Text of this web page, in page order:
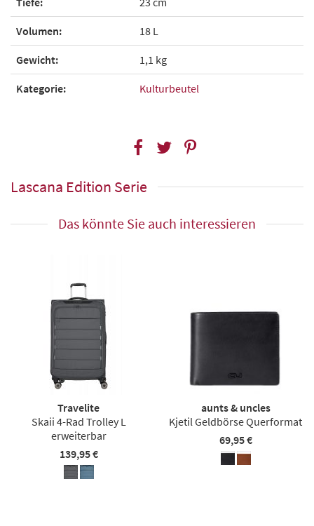
Volumen: 18 L
Gewicht: 1,1 kg
Kategorie: Kulturbeutel
Lascana Edition Serie
Das könnte Sie auch interessieren
Travelite
Skaii 4-Rad Trolley L
erweiterbar
139,95 €
aunts & uncles
Kjetil Geldbörse Querformat
69,95 €